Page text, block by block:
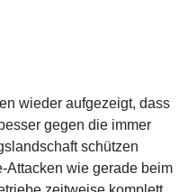
wieder aufgezeigt, dass
gegen die immer
schützen
Attacken wie gerade beim